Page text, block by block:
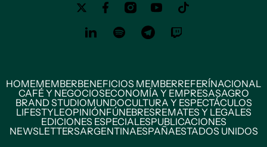
HOMEMEMBERBENEFICIOS MEMBERREFERÍNACIONAL
CAFÉ Y NEGOCIOSECONOMÍA Y EMPRESASAGRO
BRAND STUDIOMUNDOCULTURA Y ESPECTÁCULOS
LIFESTYLEOPINIÓNFÚNEBRESREMATES Y LEGALES
EDICIONES ESPECIALESPUBLICACIONES
NEWSLETTERSARGENTINAESPAÑAESTADOS UNIDOS